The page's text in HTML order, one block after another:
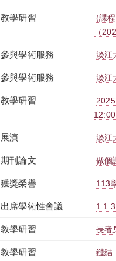
教學研習
(課
（
參與學術服務 淡江
參與學術服務 淡江
教學研習
展演 淡江
期刊論文 做個
獲獎榮譽 113
出席學術性會議 1 1
教學研習 長者
教學研習
鏈結